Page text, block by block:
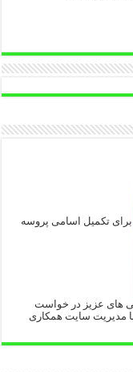
برای تکمیل اسامی پروسه
های عزیز در خواست
مدیریت سایت همکاری